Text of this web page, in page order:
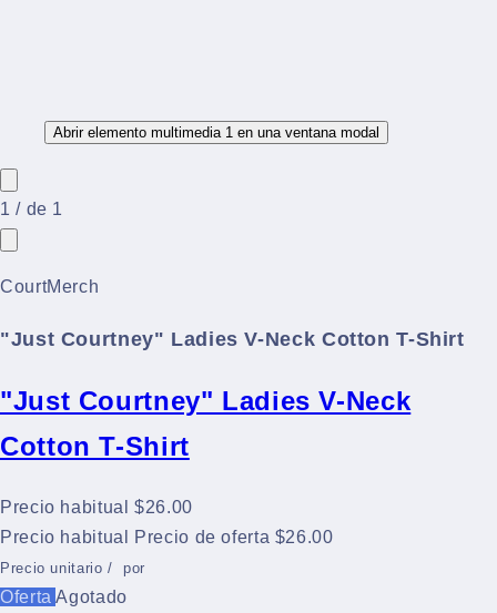
Abrir elemento multimedia 1 en una ventana modal
1 / de 1
CourtMerch
"Just Courtney" Ladies V-Neck Cotton T-Shirt
"Just Courtney" Ladies V-Neck
Cotton T-Shirt
Precio habitual
$26.00
Precio habitual
Precio de oferta $26.00
Precio unitario / por
OfertaAgotado